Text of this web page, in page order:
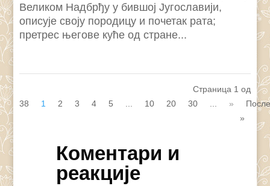
Великом Надбрђу у бившој Југославији,
описује своју породицу и почетак рата;
претрес његове куће од стране...
Страница 1 од
38
1 2 3 4 5 10 20 30 »
»
Коментари и
реакције